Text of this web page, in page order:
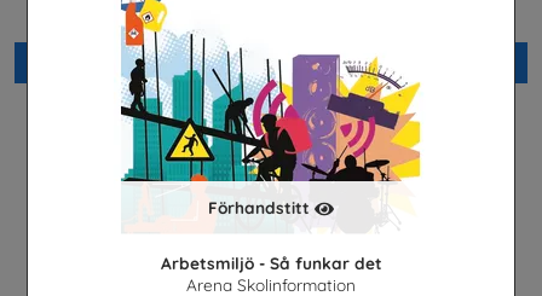
Förhandstitt
Arbetsmiljö - Så funkar det
Arena Skolinformation
SKVP Info & Service AB
Beställ 0kr Beställ 0kr